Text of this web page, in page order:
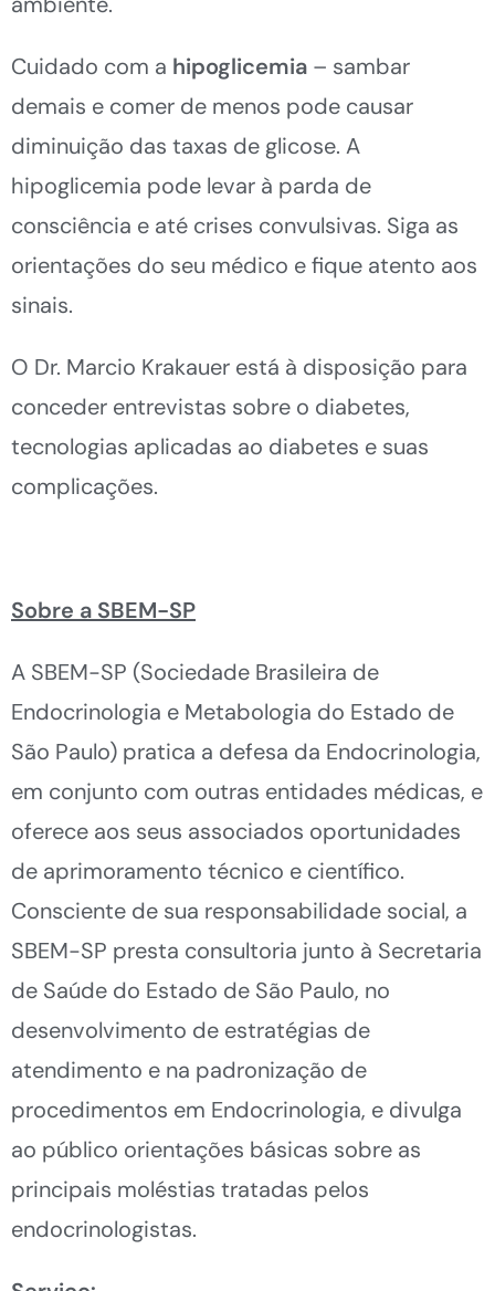
Cuidado com a hipoglicemia – sambar
demais e comer de menos pode causar
diminuição das taxas de glicose. A
hipoglicemia pode levar à parda de
consciência e até crises convulsivas. Siga as
orientações do seu médico e fique atento aos
sinais.
O Dr. Marcio Krakauer está à disposição para
conceder entrevistas sobre o diabetes,
tecnologias aplicadas ao diabetes e suas
complicações.
Sobre a SBEM-SP
A SBEM-SP (Sociedade Brasileira de
Endocrinologia e Metabologia do Estado de
São Paulo) pratica a defesa da Endocrinologia,
em conjunto com outras entidades médicas, e
oferece aos seus associados oportunidades
de aprimoramento técnico e científico.
Consciente de sua responsabilidade social, a
SBEM-SP presta consultoria junto à Secretaria
de Saúde do Estado de São Paulo, no
desenvolvimento de estratégias de
atendimento e na padronização de
procedimentos em Endocrinologia, e divulga
ao público orientações básicas sobre as
principais moléstias tratadas pelos
endocrinologistas.